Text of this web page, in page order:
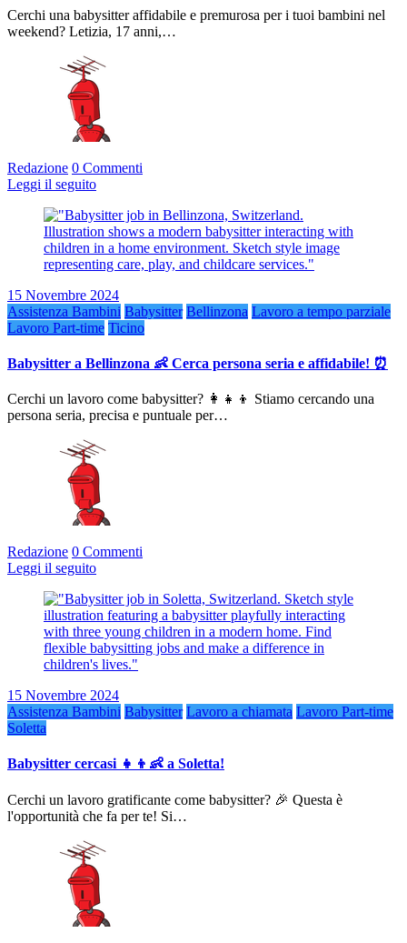
Cerchi una babysitter affidabile e premurosa per i tuoi bambini nel
weekend? Letizia, 17 anni,…
Redazione 0 Commenti
Leggi il seguito
15 Novembre 2024
Assistenza Bambini Babysitter Bellinzona Lavoro a tempo parziale
Lavoro Part-time Ticino
Babysitter a Bellinzona 👶 Cerca persona seria e affidabile! ⏰
Cerchi un lavoro come babysitter? 👩‍👧‍👦 Stiamo cercando una
persona seria, precisa e puntuale per…
Redazione 0 Commenti
Leggi il seguito
15 Novembre 2024
Assistenza Bambini Babysitter Lavoro a chiamata Lavoro Part-time
Soletta
Babysitter cercasi 👧👦👶 a Soletta!
Cerchi un lavoro gratificante come babysitter? 🎉 Questa è
l'opportunità che fa per te! Si…